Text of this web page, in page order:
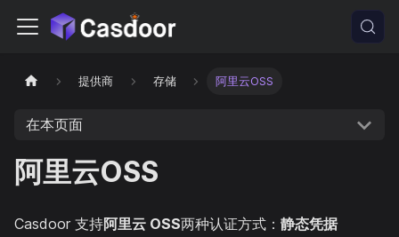
提供商 存储 阿里云OSS
在本页面
阿里云OSS
Casdoor 支持阿里云 OSS两种认证方式： 静态凭据